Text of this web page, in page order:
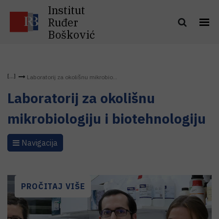
Institut
Ruđer
Bošković
Laboratorij za okolišnu mikrobio...
Laboratorij za okolišnu
mikrobiologiju i biotehnologiju
Navigacija
PROČITAJ VIŠE